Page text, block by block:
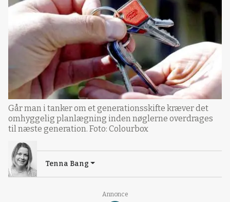
Annonce
Går man i tanker om et generationsskifte kræver det
omhyggelig planlægning inden nøglerne overdrages
til næste generation. Foto: Colourbox
Tenna Bang